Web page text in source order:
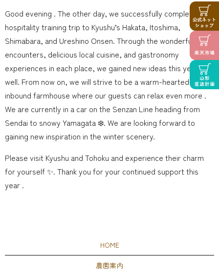
Good evening . The other day, we successfully completed our
hospitality training trip to Kyushu’s Hakata, Itoshima,
Shimabara, and Ureshino Onsen. Through the wonderful
encounters, delicious local cuisine, and gastronomy
experiences in each place, we gained new ideas this year as
well. From now on, we will strive to be a warm-hearted
inbound farmhouse where our guests can relax even more .
We are currently in a car on the Senzan Line heading from
Sendai to snowy Yamagata ❄️. We are looking forward to
gaining new inspiration in the winter scenery.
Please visit Kyushu and Tohoku and experience their charm
for yourself ✨. Thank you for your continued support this
year .
HOME
農園案内